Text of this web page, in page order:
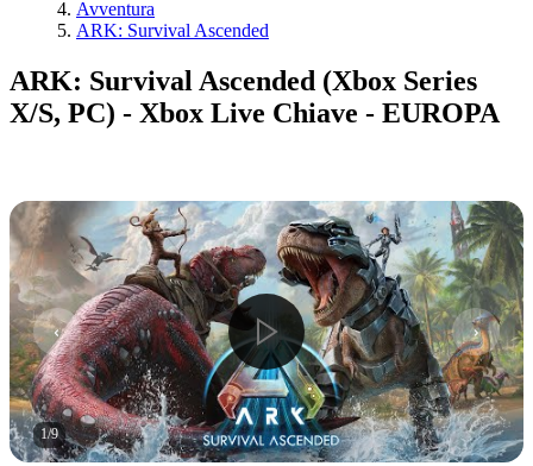
Avventura
ARK: Survival Ascended
ARK: Survival Ascended (Xbox Series
X/S, PC) - Xbox Live Chiave - EUROPA
1/9